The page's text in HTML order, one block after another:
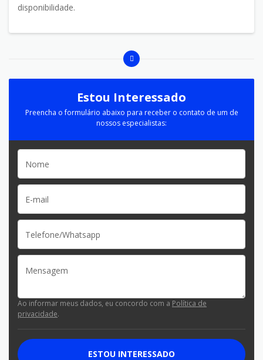
disponibilidade.
Estou Interessado
Preencha o formulário abaixo para receber o contato de um de
nossos especialistas:
Ao informar meus dados, eu concordo com a Política de
privacidade.
ESTOU INTERESSADO